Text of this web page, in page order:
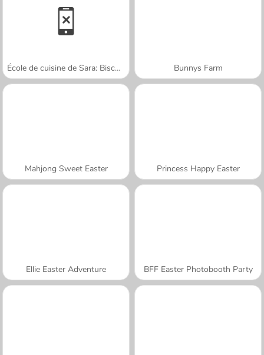
École de cuisine de Sara: Biscuits au sucre Bunnys Farm
Mahjong Sweet Easter Princess Happy Easter
Ellie Easter Adventure BFF Easter Photobooth Party